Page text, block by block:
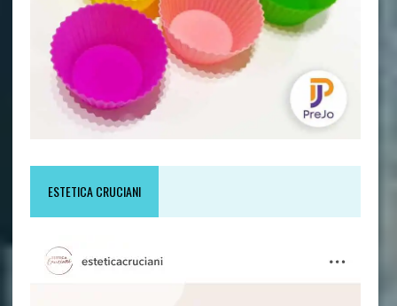
ESTETICA CRUCIANI